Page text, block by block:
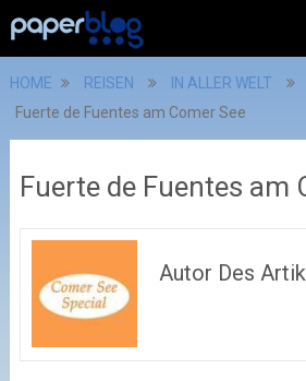
HOME REISEN
IN ALLER WELT
Fuerte de Fuentes am Comer See
Fuerte de Fuentes am
Autor Des